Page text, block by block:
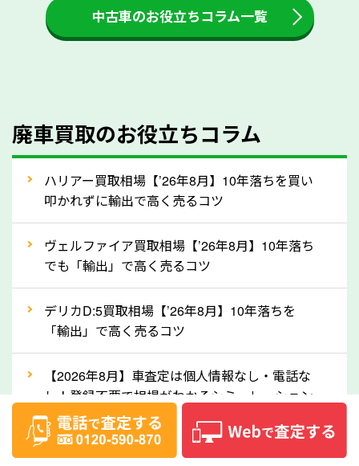
かを確認するようにしてください。長野県のソコカラ
では、自動車税の還付金をお客様に返還しております
人気の車種は廃車の状態でも、高価買取が可能です。
特にスポーツカー・トラックのほか、海外で人気の国
産車は高く買取が可能です。「廃車＝買取できない」
というイメージがありますが、長野県の「ソコカラ」
なら廃車の車も適正価格で買取できます。他社で買取
拒否となった車も価格がつく可能性があるので、諦め
ずに長野県の「ソコカラ」にご相談ください。古い車
でも高価買取が可能なケースは珍しくないため、まず
はWebで簡単にできる無料査定をお試しください。
実際の買取実績を、車のメーカーや状態ごとに「買取
実績」で確認できます。
⑤車内の簡単な清掃で買取価格アップも！
しばらく乗っていない車は、車内のシートや座席の下
が汚れていることも多いです。シミや汚れが付着して
中古車のお役立ちコラム一覧
廃車買取のお役立ちコラム
ハリアー買取相場【’26年8月】10年落ちを買い
叩かれずに輸出で高く売るコツ
ヴェルファイア買取相場【’26年8月】10年落ち
でも「輸出」で高く売るコツ
デリカD:5買取相場【’26年8月】10年落ちを
「輸出」で高く売るコツ
【2026年8月】車査定は個人情報なし・電話な
し！登録不要で相場がわかるシミュレーション
ベンツ買取相場【’26年8月】リセールランキン
グ！モデル別査定額と輸出で高く売る秘訣